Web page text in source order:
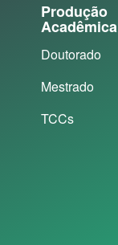
Produção
Acadêmica
Doutorado
Mestrado
TCCs